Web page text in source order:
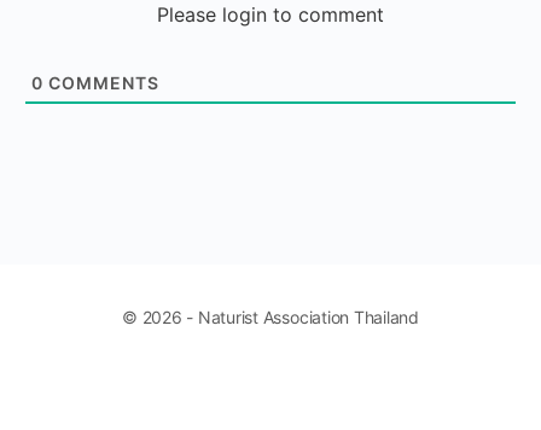
Please login to comment
0 COMMENTS
© 2026 - Naturist Association Thailand